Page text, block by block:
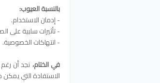
بالنسبة العيوب:
- إدمان الاستخدام.
- تأثيرات سلبية على
- انتهاكات الخصوصية.
في الختام، نجد أن
الاستفادة التي يمكن